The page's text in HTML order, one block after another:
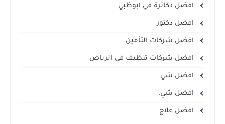
افضل دكاترة في ابوظبي
افضل دكتور
افضل شركات التأمين
افضل شركات تنظيف في الرياض
افضل شي
افضل شي،
افضل علاج